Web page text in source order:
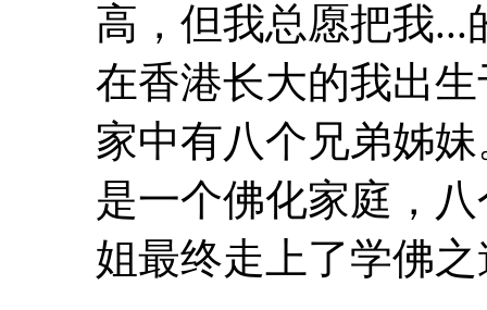
高，但我总愿把
在香港长大的我出
家中有八个兄弟姊
是一个佛化家庭，
姐最终走上了学佛